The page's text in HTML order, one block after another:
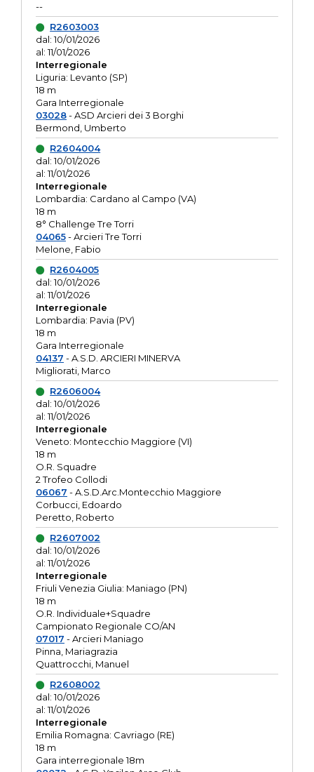
--
R2603003
dal: 10/01/2026
al: 11/01/2026
Interregionale
Liguria: Levanto (SP)
18 m
Gara Interregionale
03028- ASD Arcieri dei 3 Borghi
Bermond, Umberto
R2604004
dal: 10/01/2026
al: 11/01/2026
Interregionale
Lombardia: Cardano al Campo (VA)
18 m
8° Challenge Tre Torri
04065- Arcieri Tre Torri
Melone, Fabio
R2604005
dal: 10/01/2026
al: 11/01/2026
Interregionale
Lombardia: Pavia (PV)
18 m
Gara Interregionale
04137 - A.S.D. ARCIERI MINERVA
Migliorati, Marco
R2606004
dal: 10/01/2026
al: 11/01/2026
Interregionale
Veneto: Montecchio Maggiore (VI)
18 m
O.R. Squadre
2 Trofeo Collodi
06067 - A.S.D.Arc.Montecchio Maggiore
Corbucci, Edoardo
Peretto, Roberto
R2607002
dal: 10/01/2026
al: 11/01/2026
Interregionale
Friuli Venezia Giulia: Maniago (PN)
18 m
O.R. Individuale+Squadre
Campionato Regionale CO/AN
07017 - Arcieri Maniago
Pinna, Mariagrazia
Quattrocchi, Manuel
R2608002
dal: 10/01/2026
al: 11/01/2026
Interregionale
Emilia Romagna: Cavriago (RE)
18 m
Gara interregionale 18m